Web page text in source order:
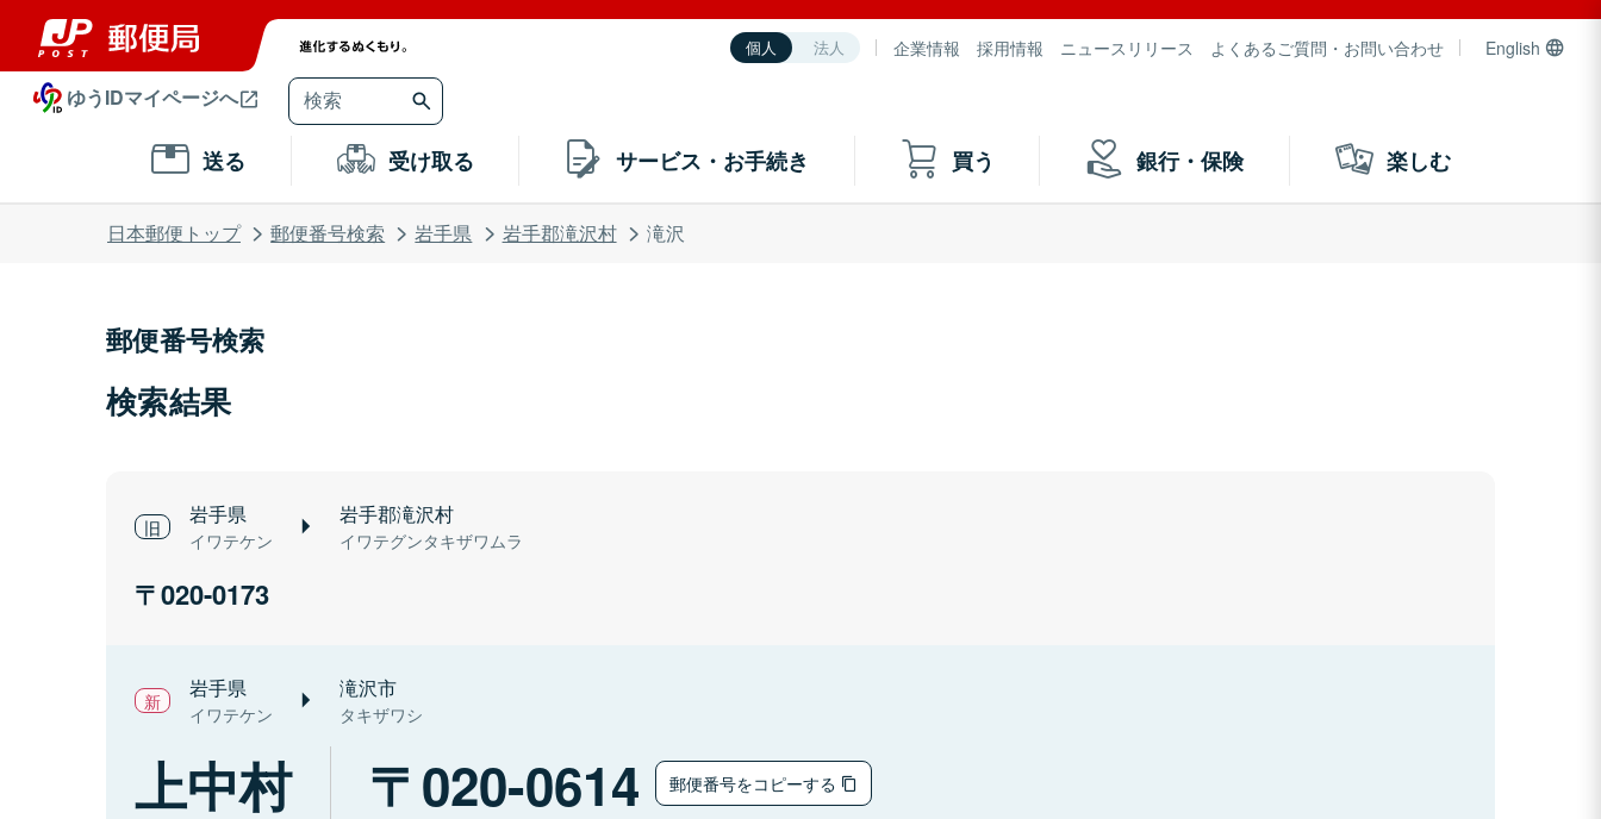
個人 法人 企業情報 採用情報 ニュースリリース よくあるご質問・お問い合わせ English
ゆうIDマイページへ
送る 受け取る サービス・お手続き 買う 銀行・保険 楽しむ
日本郵便トップ 郵便番号検索 岩手県 岩手郡滝沢村 滝沢
郵便番号検索
検索結果
岩手県
イワテケン
岩手郡滝沢村
イワテグンタキザワムラ
020-0173
岩手県
イワテケン
滝沢市
タキザワシ
上中村 020-0614 郵便番号をコピーする